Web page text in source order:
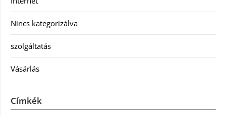
Nincs kategorizálva
szolgáltatás
Vásárlás
Címkék